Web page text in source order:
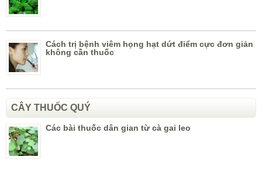
Cách trị bệnh viêm họng hạt dứt điểm cực đơn giản
không cần thuốc
CÂY THUỐC QUÝ
Các bài thuốc dân gian từ cà gai leo